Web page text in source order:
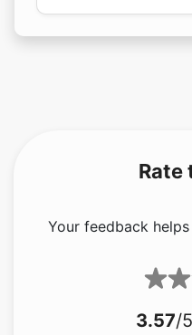
Rate
Your feedback
3.57/5